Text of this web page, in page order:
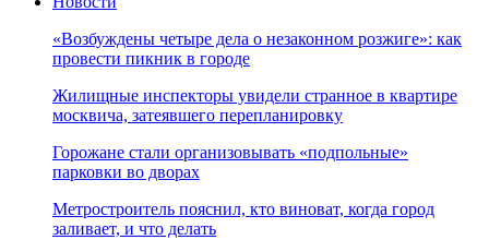
«Возбуждены четыре дела о незаконном розжиге»: как
провести пикник в городе
Жилищные инспекторы увидели странное в квартире
москвича, затеявшего перепланировку
Горожане стали организовывать «подпольные»
парковки во дворах
Метростроитель пояснил, кто виноват, когда город
заливает, и что делать